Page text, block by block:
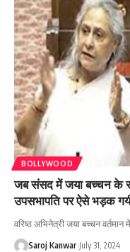
BOLLYWOOD
जब संसद में जया बच्चन के
उपसभापति पर ऐसे भड़क
वरिष्ठ अभिनेत्री जया बच्चन
Saroj Kanwar July 31, 2024